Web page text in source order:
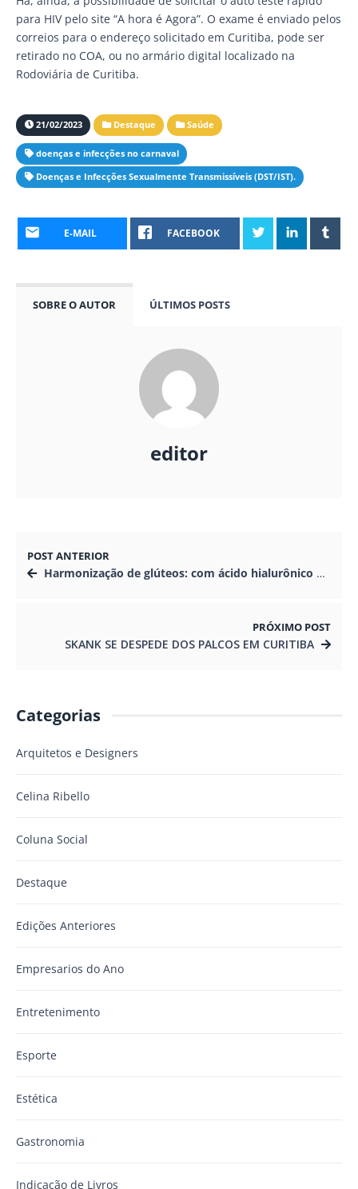
para HIV pelo site “A hora é Agora”. O exame é enviado pelos
correios para o endereço solicitado em Curitiba, pode ser
retirado no COA, ou no armário digital localizado na
Rodoviária de Curitiba.
21/02/2023 Destaque Saúde
doenças e infecções no carnaval
Doenças e Infecções Sexualmente Transmissíveis (DST/IST).
E-MAIL FACEBOOK
SOBRE O AUTOR ÚLTIMOS POSTS
editor
POST ANTERIOR
Harmonização de glúteos: com ácido hialurônico e bioestimulador de colágeno
PRÓXIMO POST
SKANK SE DESPEDE DOS PALCOS EM CURITIBA
Categorias
Arquitetos e Designers
Celina Ribello
Coluna Social
Destaque
Edições Anteriores
Empresarios do Ano
Entretenimento
Esporte
Estética
Gastronomia
Indicação de Livros